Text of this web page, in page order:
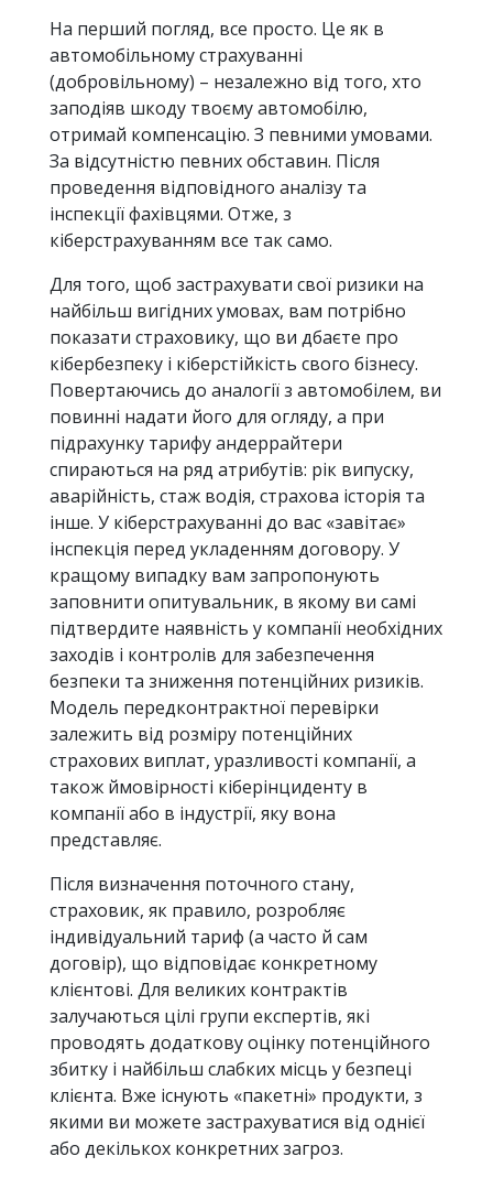
На перший погляд, все просто. Це як в
автомобільному страхуванні
(добровільному) – незалежно від того, хто
заподіяв шкоду твоєму автомобілю,
отримай компенсацію. З певними умовами.
За відсутністю певних обставин. Після
проведення відповідного аналізу та
інспекції фахівцями. Отже, з
кіберстрахуванням все так само.
Для того, щоб застрахувати свої ризики на
найбільш вигідних умовах, вам потрібно
показати страховику, що ви дбаєте про
кібербезпеку і кіберстійкість свого бізнесу.
Повертаючись до аналогії з автомобілем, ви
повинні надати його для огляду, а при
підрахунку тарифу андеррайтери
спираються на ряд атрибутів: рік випуску,
аварійність, стаж водія, страхова історія та
інше. У кіберстрахуванні до вас «завітає»
інспекція перед укладенням договору. У
кращому випадку вам запропонують
заповнити опитувальник, в якому ви самі
підтвердите наявність у компанії необхідних
заходів і контролів для забезпечення
безпеки та зниження потенційних ризиків.
Модель передконтрактної перевірки
залежить від розміру потенційних
страхових виплат, уразливості компанії, а
також ймовірності кіберінциденту в
компанії або в індустрії, яку вона
представляє.
Після визначення поточного стану,
страховик, як правило, розробляє
індивідуальний тариф (а часто й сам
договір), що відповідає конкретному
клієнтові. Для великих контрактів
залучаються цілі групи експертів, які
проводять додаткову оцінку потенційного
збитку і найбільш слабких місць у безпеці
клієнта. Вже існують «пакетні» продукти, з
якими ви можете застрахуватися від однієї
або декількох конкретних загроз.